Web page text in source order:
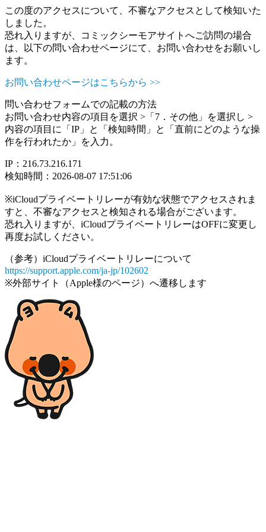
この度のアクセスについて、不審なアクセスとして検知いた
しました。
恐れ入りますが、コミックシーモアサイトへご訪問の場合
は、以下の問い合わせページにて、お問い合わせをお願いし
ます。
お問い合わせページはこちらから >>
問い合わせフォームでの記載の方法
お問い合わせ内容の項目を選択 >「7．その他」を選択し >
内容の項目に「IP」と「検知時間」と「直前にどのような操
作を行われたか」を入力。
IP：216.73.216.171
検知時間：2026-08-07 17:51:06
※iCloudプライベートリレーが有効な状態でアクセスされま
すと、不審なアクセスと検知される場合がございます。
恐れ入りますが、iCloudプライベートリレーはOFFに変更し
再度お試しください。
（参考）iCloudプライベートリレーについて
https://support.apple.com/ja-jp/102602
※外部サイト（Apple様のページ）へ遷移します